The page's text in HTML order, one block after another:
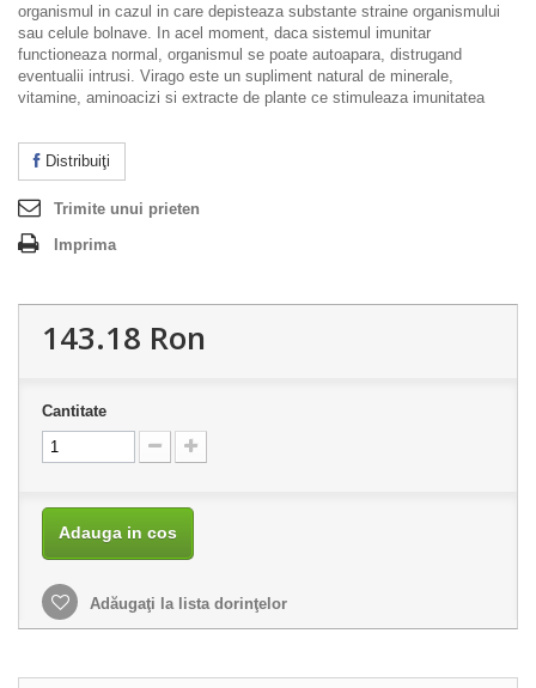
organismul in cazul in care depisteaza substante straine organismului
sau celule bolnave. In acel moment, daca sistemul imunitar
functioneaza normal, organismul se poate autoapara, distrugand
eventualii intrusi. Virago este un supliment natural de minerale,
vitamine, aminoacizi si extracte de plante ce stimuleaza imunitatea
Distribuiţi
Trimite unui prieten
Imprima
143.18 Ron
Cantitate
Adauga in cos
Adăugaţi la lista dorinţelor